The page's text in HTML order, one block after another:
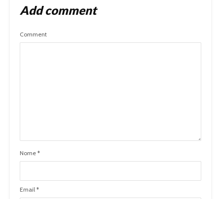
Add comment
Comment
Nome *
Email *